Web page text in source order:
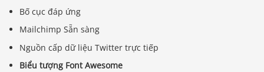
Bố cục đáp ứng
Mailchimp Sẵn sàng
Nguồn cấp dữ liệu Twitter trực tiếp
Biểu tượng Font Awesome